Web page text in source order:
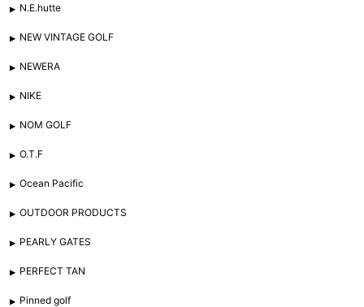
N.E.hutte
NEW VINTAGE GOLF
NEWERA
NIKE
NOM GOLF
O.T.F
Ocean Pacific
OUTDOOR PRODUCTS
PEARLY GATES
PERFECT TAN
Pinned golf